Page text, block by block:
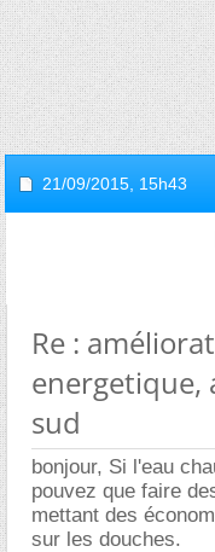
21/09/2015, 15h43
Re :
energetique,
sud
bonjour, Si l'eau
pouvez que faire
mettant des
sur les douches.